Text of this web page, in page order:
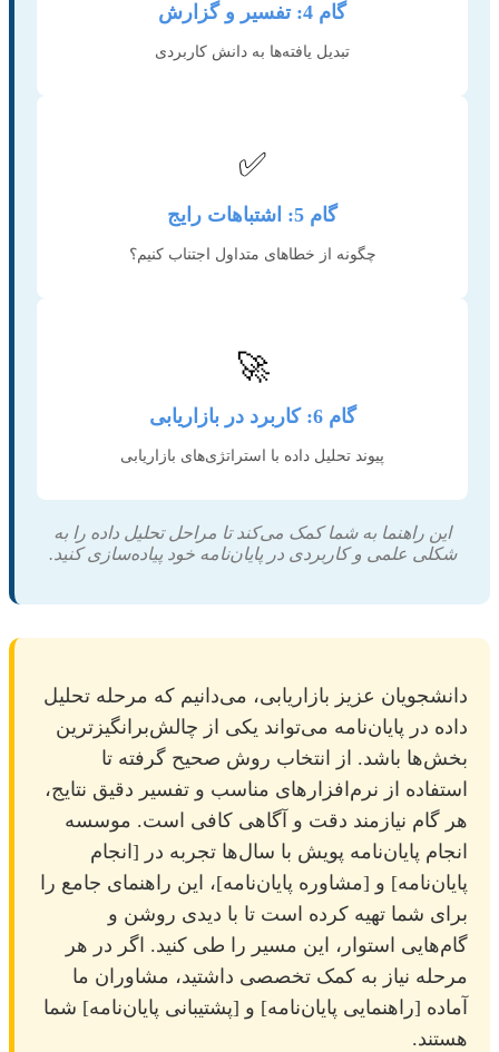
گام 4: تفسیر و گزارش
تبدیل یافته‌ها به دانش کاربردی
✅
گام 5: اشتباهات رایج
چگونه از خطاهای متداول اجتناب کنیم؟
🚀
گام 6: کاربرد در بازاریابی
پیوند تحلیل داده با استراتژی‌های بازاریابی
این راهنما به شما کمک می‌کند تا مراحل تحلیل داده را به
شکلی علمی و کاربردی در پایان‌نامه خود پیاده‌سازی کنید.
دانشجویان عزیز بازاریابی، می‌دانیم که مرحله تحلیل
داده در پایان‌نامه می‌تواند یکی از چالش‌برانگیزترین
بخش‌ها باشد. از انتخاب روش صحیح گرفته تا
استفاده از نرم‌افزارهای مناسب و تفسیر دقیق نتایج،
هر گام نیازمند دقت و آگاهی کافی است. موسسه
انجام پایان‌نامه پویش با سال‌ها تجربه در [انجام
پایان‌نامه] و [مشاوره پایان‌نامه]، این راهنمای جامع را
برای شما تهیه کرده است تا با دیدی روشن و
گام‌هایی استوار، این مسیر را طی کنید. اگر در هر
مرحله نیاز به کمک تخصصی داشتید، مشاوران ما
آماده [راهنمایی پایان‌نامه] و [پشتیبانی پایان‌نامه] شما
هستند.